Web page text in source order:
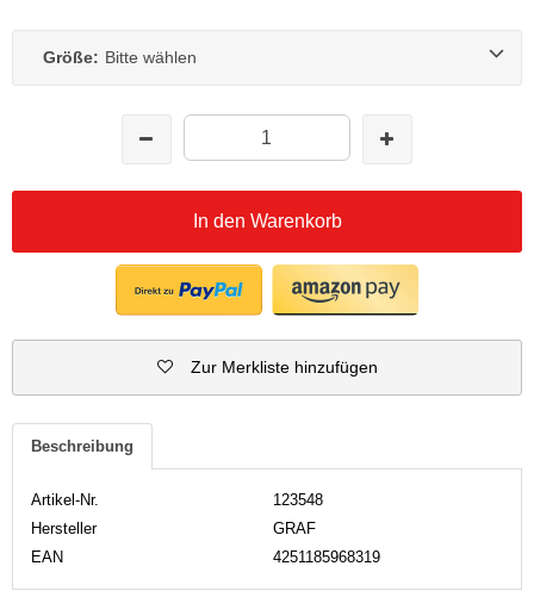
Größe: Bitte wählen
In den Warenkorb
Zur Merkliste hinzufügen
Beschreibung
Artikel-Nr.
123548
Hersteller
GRAF
EAN
4251185968319